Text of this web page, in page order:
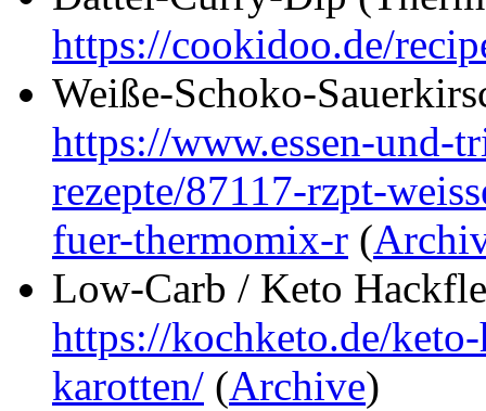
https://cookidoo.de/
Weiße-Schoko-
https://www.essen-und-
rezepte/87117-rzpt-
fuer-thermomix-r (
Low-Carb / Keto
https://kochketo.de/
karotten/ (Archive)